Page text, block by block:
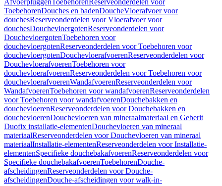
AfvoerpluggenToebehorenReserveonderdelen voor
ToebehorenDouches en badenDoucheVloerafvoer voor
douchesReserveonderdelen voor Vloerafvoer voor
douchesDouchevloergotenReserveonderdelen voor
DouchevloergotenToebehoren voor
douchevloergotenReserveonderdelen voor Toebehoren voor
douchevloergotenDouchevloerafvoerenReserveonderdelen voor
DouchevloerafvoerenToebehoren voor
douchevloerafvoerenReserveonderdelen voor Toebehoren voor
douchevloerafvoerenWandafvoerenReserveonderdelen voor
WandafvoerenToebehoren voor wandafvoerenReserveonderdelen
voor Toebehoren voor wandafvoerenDouchebakken en
douchevloerenReserveonderdelen voor Douchebakken en
douchevloerenDouchevloeren van mineraalmateriaal en Geberit
Duofix installatie-elementenDouchevloeren van mineraal
materiaalReserveonderdelen voor Douchevloeren van mineraal
materiaalInstallatie-elementenReserveonderdelen voor Installatie-
elementenSpecifieke douchebakafvoerenReserveonderdelen voor
Specifieke douchebakafvoerenToebehorenDouche-
afscheidingenReserveonderdelen voor Douche-
afscheidingenDouche-afscheidingen voor walk-in-